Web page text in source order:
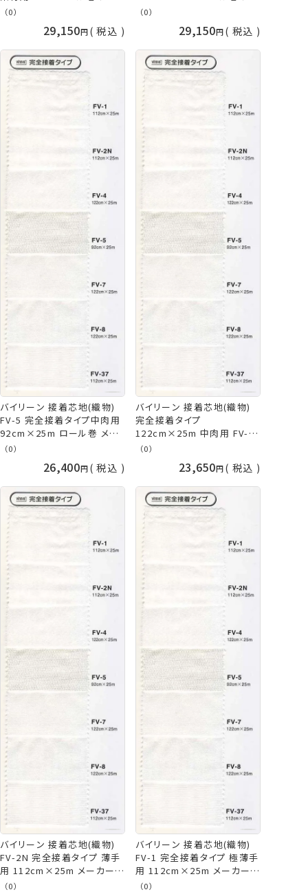
カー直送 代引不可 日時指定
（0）
29,150 税込
カー直送 代引不可 日時指定
（0）
29,150 税込
バイリーン 接着芯地(織物)
FV-5 完全接着タイプ中肉用
92cm×25m ロール巻 メー
カー直送 代引不可 日時指定
（0）
26,400 税込
バイリーン 接着芯地(織物)
完全接着タイプ
122cm×25m 中肉用 FV-4
ロール巻 メーカー直送 代引
（0）
23,650 税込
バイリーン 接着芯地(織物)
FV-2N 完全接着タイプ 薄手
用 112cm×25m メーカー直
送 代引不可 日時指定不可
（0）
バイリーン 接着芯地(織物)
FV-1 完全接着タイプ 極薄手
用 112cm×25m メーカー直
送 代引不可 日時指定不可
（0）